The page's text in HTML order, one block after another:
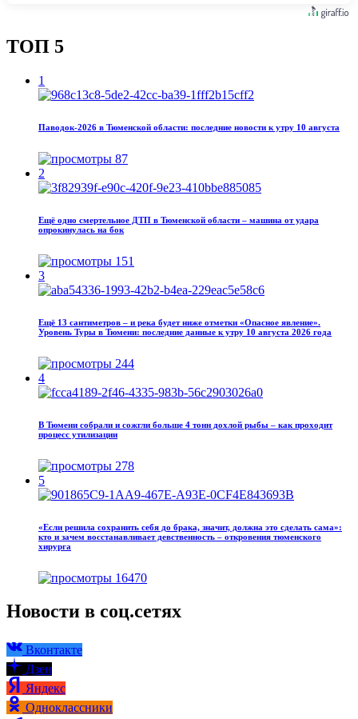
ТОП 5
1
Паводок‑2026 в Тюменской области: последние новости к утру 10 августа
87
2
Ещё одно смертельное ДТП в Тюменской области – машина от удара
опрокинулась на бок
151
3
Ещё 13 сантиметров – и река будет ниже отметки «Опасное явление».
Уровень Туры в Тюмени: последние данные к утру 10 августа 2026 года
244
4
В Тюмени собрали и сожгли больше 4 тонн дохлой рыбы – как проходит
процесс утилизации
278
5
«Если решила сохранить себя до брака, значит, должна это сделать сама»:
кто и зачем восстанавливает девственность – откровения тюменского
хирурга
16470
Новости в соц.сетях
Вконтакте
Дзен
Яндекс
Одноклассники